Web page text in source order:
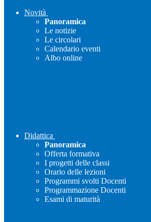
Novità
Panoramica
Le notizie
Le circolari
Calendario eventi
Albo online
Didattica
Panoramica
Offerta formativa
I progetti delle classi
Orario delle lezioni
Programmi svolti Docenti
Programmazione Docenti
Esami di maturità